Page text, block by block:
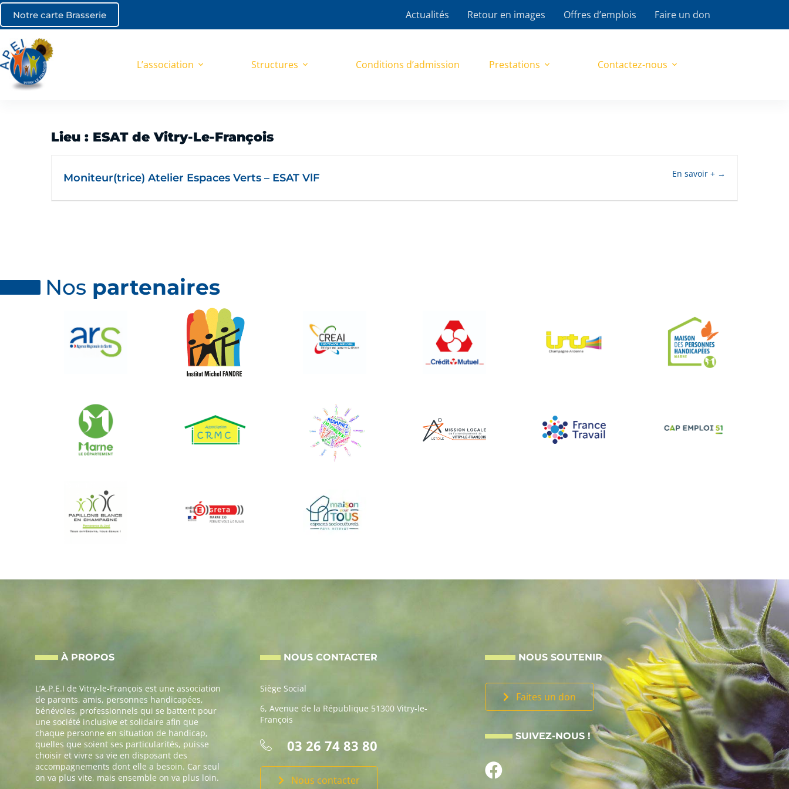
Notre carte Brasserie Actualités Retour en images Offres d’emplois Faire un don
L’association Structures Conditions d’admission Prestations Contactez-nous
Lieu : ESAT de Vitry-Le-François
Moniteur(trice) Atelier Espaces Verts – ESAT VlF En savoir +
Nos partenaires
À PROPOS
L’A.P.E.I de Vitry-le-François est une association
de parents, amis, personnes handicapées,
bénévoles, professionnels qui se battent pour
une société inclusive et solidaire afin que
chaque personne en situation de handicap,
quelles que soient ses particularités, puisse
choisir et vivre sa vie en disposant des
accompagnements dont elle a besoin. Car seul
on va plus vite, mais ensemble on va plus loin.
NOUS CONTACTER
Siège Social
6, Avenue de la République 51300 Vitry-le-
François
03 26 74 83 80
Nous contacter
NOUS SOUTENIR
Faites un don
SUIVEZ-NOUS !